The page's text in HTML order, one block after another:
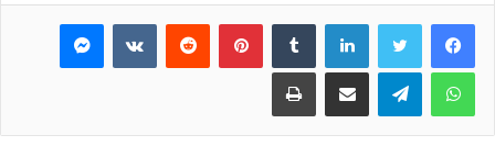
فيسبوك تويتر لينكدإن بينتيريست ماسنجر
واتساب تيلقرام مشاركة عبر البريد طباعة